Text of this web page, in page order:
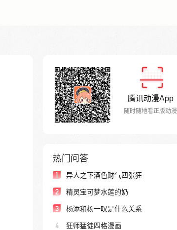
腾讯动漫App
随时随地看正版动漫
热门问答
1 异人之下酒色财气四张狂
2 精灵宝可梦水莲的奶
3 杨添和杨一叹是什么关系
4 狂师猛徒四格漫画